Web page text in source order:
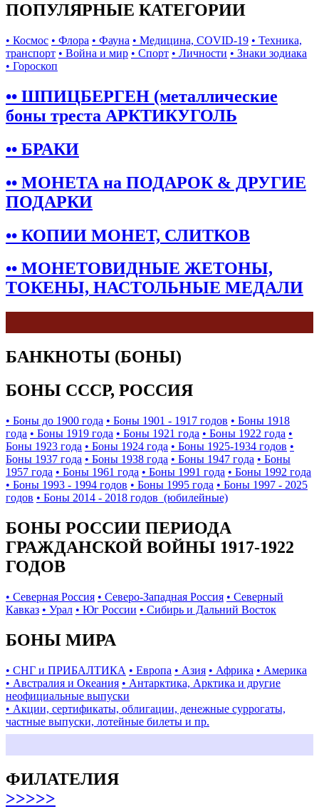
ПОПУЛЯРНЫЕ КАТЕГОРИИ
• Космос • Флора • Фауна • Медицина, COVID-19 • Техника,
транспорт • Война и мир • Спорт • Личности • Знаки зодиака
• Гороскоп
•• ШПИЦБЕРГЕН (металлические
боны треста АРКТИКУГОЛЬ
•• БРАКИ
•• МОНЕТА на ПОДАРОК & ДРУГИЕ
ПОДАРКИ
•• КОПИИ МОНЕТ, СЛИТКОВ
•• МОНЕТОВИДНЫЕ ЖЕТОНЫ,
ТОКЕНЫ, НАСТОЛЬНЫЕ МЕДАЛИ
БАНКНОТЫ (БОНЫ)
БОНЫ СССР, РОССИЯ
• Боны до 1900 года • Боны 1901 - 1917 годов • Боны 1918
года • Боны 1919 года • Боны 1921 года • Боны 1922 года •
Боны 1923 года • Боны 1924 года • Боны 1925-1934 годов •
Боны 1937 года • Боны 1938 года • Боны 1947 года • Боны
1957 года • Боны 1961 года • Боны 1991 года • Боны 1992 года
• Боны 1993 - 1994 годов • Боны 1995 года • Боны 1997 - 2025
годов • Боны 2014 - 2018 годов (юбилейные)
БОНЫ РОССИИ ПЕРИОДА
ГРАЖДАНСКОЙ ВОЙНЫ 1917-1922
ГОДОВ
• Северная Россия • Северо-Западная Россия • Северный
Кавказ • Урал • Юг России • Сибирь и Дальний Восток
БОНЫ МИРА
• СНГ и ПРИБАЛТИКА • Европа • Азия • Африка • Америка
• Австралия и Океания • Антарктика, Арктика и другие
неофициальные выпуски
• Акции, сертификаты, облигации, денежные суррогаты,
частные выпуски, лотейные билеты и пр.
ФИЛАТЕЛИЯ
>>>>>